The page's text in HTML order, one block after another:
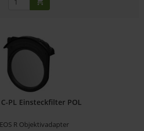
PL Einsteckfilter POL
R Objektivadapter